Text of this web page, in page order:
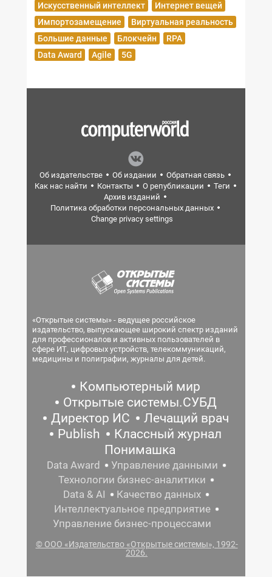
Искусственный интеллект
Интернет вещей
Импортозамещение
Виртуальная реальность
Большие данные
Блокчейн
RPA
Data Award
Agile 5G
Об издательстве Об издании
Обратная связь
Как нас найти
Контакты О републикации
Теги
Архив изданий
Политика обработки персональных данных
Change privacy settings
«Открытые системы» - ведущее российское
издательство, выпускающее широкий спектр изданий
для профессионалов и активных пользователей в
сфере ИТ, цифровых устройств, телекоммуникаций,
медицины и полиграфии, журналы для детей.
Компьютерный мир
Открытые системы.СУБД
Директор ИС
Лечащий врач
Publish
Классный журнал
Понимашка
Data Award
Управление данными
Технологии бизнес-аналитики
Data & AI
Качество данных
Интеллектуальное предприятие
Управление бизнес-процессами
© ООО «Издательство «Открытые системы», 1992-
2026.